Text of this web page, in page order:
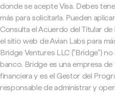
donde se acepte Visa. Debes
más para solicitarla. Pueden
Consulta el Acuerdo del Titular de
el sitio web de Avian Labs para
Bridge Ventures LLC ("Bridge") no
banco. Bridge es una empresa
financiera y es el Gestor del
responsable de administrar y